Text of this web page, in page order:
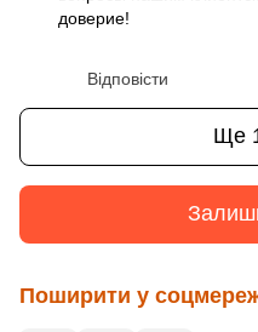
доверие!
Відповісти
Ще
Поширити у